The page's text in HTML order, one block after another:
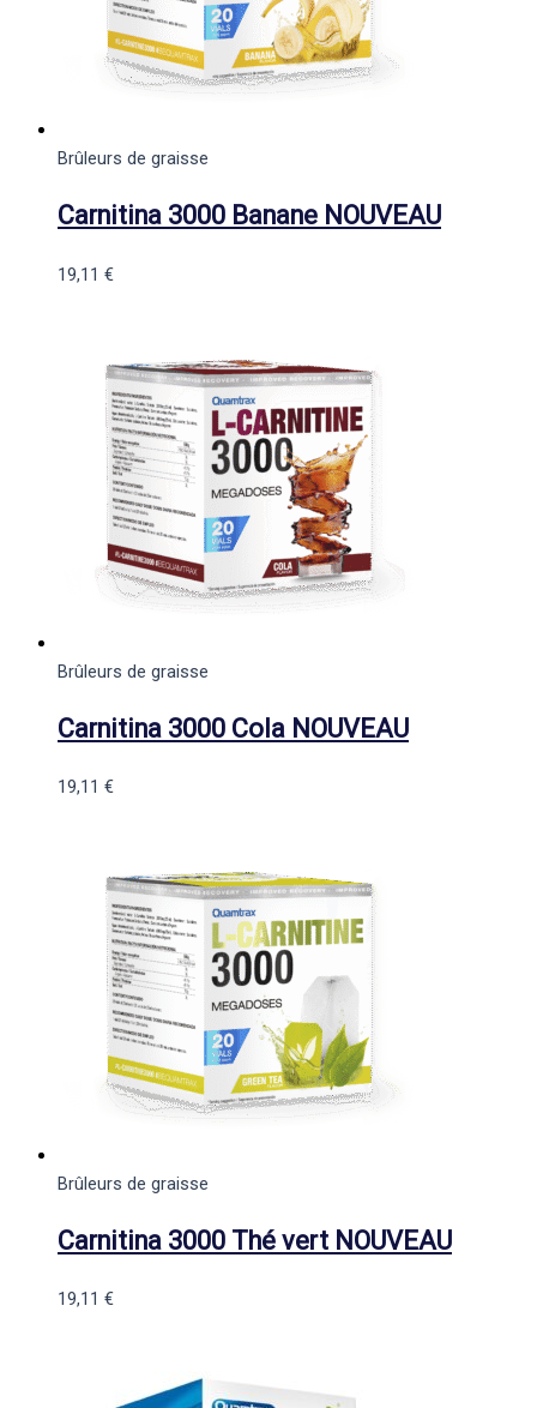
Brûleurs de graisse
Carnitina 3000 Banane NOUVEAU
19,11 €
Brûleurs de graisse
Carnitina 3000 Cola NOUVEAU
19,11 €
Brûleurs de graisse
Carnitina 3000 Thé vert NOUVEAU
19,11 €